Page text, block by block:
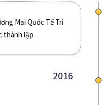
Mại Quốc Tế Tri
thành lập
2016